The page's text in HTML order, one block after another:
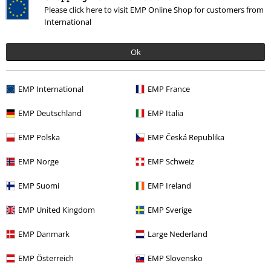
Please click here to visit EMP Online Shop for customers from
International
Ok
EMP International EMP France
EMP Deutschland EMP Italia
EMP Polska EMP Česká Republika
EMP Norge EMP Schweiz
EMP Suomi EMP Ireland
EMP United Kingdom EMP Sverige
EMP Danmark Large Nederland
EMP Österreich EMP Slovensko
Beanstalk Giant, Bristly Hydra nebo Herald of Torment a ozdobte svůj
stánek plakáty Magic The Gathering dle vašeho výběru. A pokud vám
správný půllitr na pivo. Takže budete připraveni na další zápas Magic:
kapelu. Pokračujte v procházení zde:
● Svetr Pokémon
● Retro obchod s hrami
● Herní myš
● Koupit stolní desku
E-Mail Newsletter